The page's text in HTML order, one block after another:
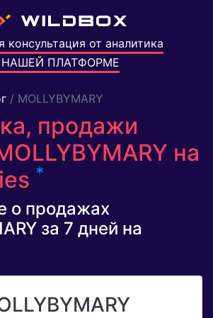
консультация от аналитика
ПЛАТФОРМЕ
/ MOLLYBYMARY
продажи
на
*
о продажах
за 7 дней на